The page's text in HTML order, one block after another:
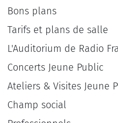
Bons plans
Tarifs et plans de salle
L'Auditorium de Radio
Concerts Jeune Public
Ateliers & Visites Jeune
Champ social